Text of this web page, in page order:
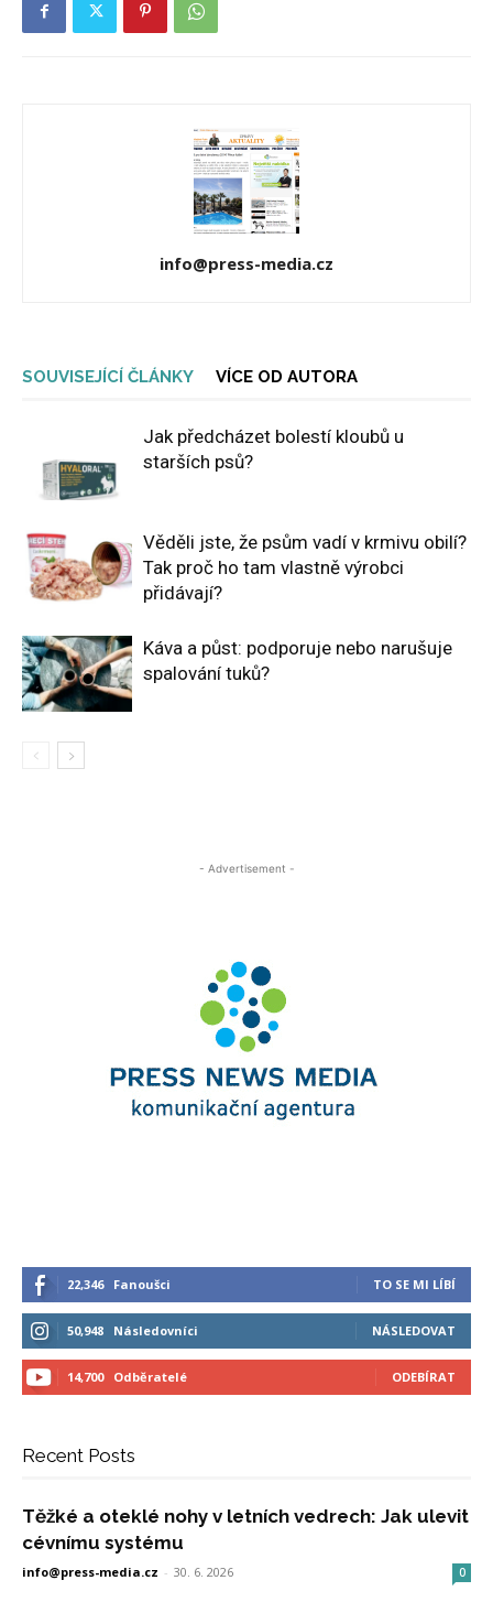
info@press-media.cz
SOUVISEJÍCÍ ČLÁNKY VÍCE OD AUTORA
Jak předcházet bolestí kloubů u
starších psů?
Věděli jste, že psům vadí v krmivu obilí?
Tak proč ho tam vlastně výrobci
přidávají?
Káva a půst: podporuje nebo narušuje
spalování tuků?
- Advertisement -
22,346 Fanoušci TO SE MI LÍBÍ
50,948 Následovníci NÁSLEDOVAT
14,700 Odběratelé ODEBÍRAT
Recent Posts
Těžké a oteklé nohy v letních vedrech: Jak ulevit
cévnímu systému
info@press-media.cz - 30. 6. 2026 0